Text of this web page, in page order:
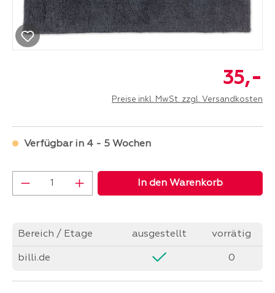
35,-
Preise inkl. MwSt. zzgl. Versandkosten
Verfügbar in 4 - 5 Wochen
Produkt Anzahl: Gib den gewünschten
In den Warenkorb
Bereich / Etage ausgestellt vorrätig
billi.de 0